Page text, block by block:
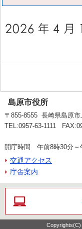
島原市役所
〒855-8555 長崎県島原市
TEL:0957-63-1111
開庁時間 午前8時30分～
交通アクセス
庁舎案内
Copyrights(C)